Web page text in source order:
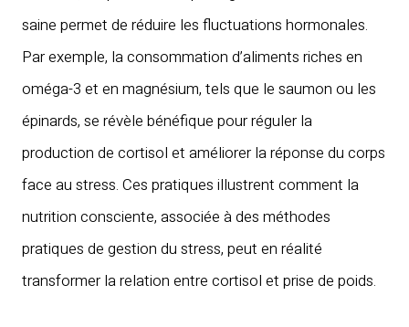
saine permet de réduire les fluctuations hormonales.
Par exemple, la consommation d’aliments riches en
oméga-3 et en magnésium, tels que le saumon ou les
épinards, se révèle bénéfique pour réguler la
production de cortisol et améliorer la réponse du corps
face au stress. Ces pratiques illustrent comment la
nutrition consciente, associée à des méthodes
pratiques de gestion du stress, peut en réalité
transformer la relation entre cortisol et prise de poids.